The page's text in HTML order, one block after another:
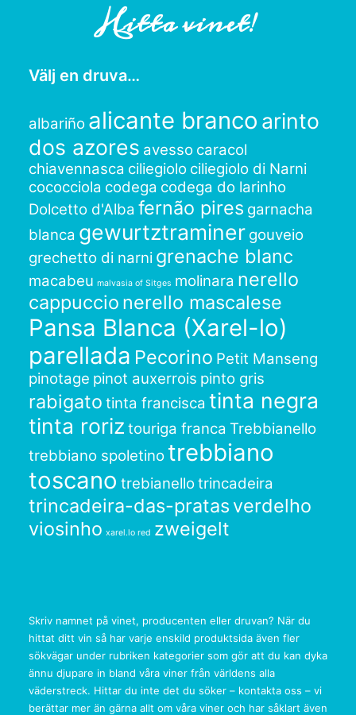
Hitta vinet!
Välj en druva…
albariño alicante branco arinto
dos azores avesso caracol
chiavennasca ciliegiolo ciliegiolo di Narni
cococciola codega codega do larinho
Dolcetto d'Alba fernão pires garnacha
blanca gewurtztraminer gouveio
grechetto di narni grenache blanc
macabeu malvasia of Sitges molinara nerello
cappuccio nerello mascalese
Pansa Blanca (Xarel-lo)
parellada Pecorino Petit Manseng
pinotage pinot auxerrois pinto gris
rabigato tinta francisca tinta negra
tinta roriz touriga franca Trebbianello
trebbiano spoletino trebbiano
toscano trebianellotrincadeira
trincadeira-das-pratas verdelho
viosinho xarel.lo red zweigelt
Skriv namnet på vinet, producenten eller druvan? När du
hittat ditt vin så har varje enskild produktsida även fler
sökvägar under rubriken kategorier som gör att du kan dyka
ännu djupare in bland våra viner från världens alla
väderstreck. Hittar du inte det du söker – kontakta oss – vi
berättar mer än gärna allt om våra viner och har såklart även